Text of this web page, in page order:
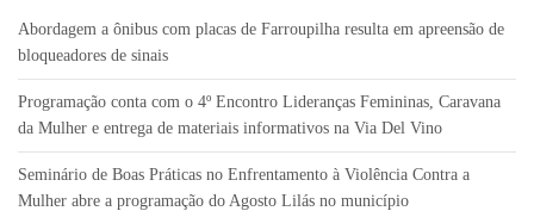
Abordagem a ônibus com placas de Farroupilha resulta em apreensão de
bloqueadores de sinais
Programação conta com o 4º Encontro Lideranças Femininas, Caravana
da Mulher e entrega de materiais informativos na Via Del Vino
Seminário de Boas Práticas no Enfrentamento à Violência Contra a
Mulher abre a programação do Agosto Lilás no município